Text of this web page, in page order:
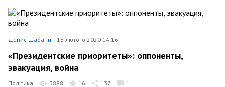
Денис Шабанин 18 лютого 2020 14:16
«Президентские приоритеты»: оппоненты,
эвакуация, война
Політика 3888 16 137 1